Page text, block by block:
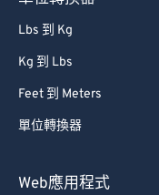
Lbs 到 Kg
Kg 到 Lbs
Feet 到 Meters
單位轉換器
Web應用程式